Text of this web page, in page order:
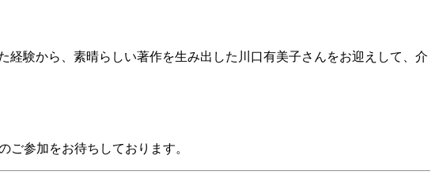
験から、素晴らしい著作を生み出した川口有美子さんをお迎えして、介
参加をお待ちしております。